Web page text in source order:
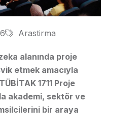
Arastirma
alanında proje
etmek amacıyla
1711 Proje
akademi, sektör ve
bir araya